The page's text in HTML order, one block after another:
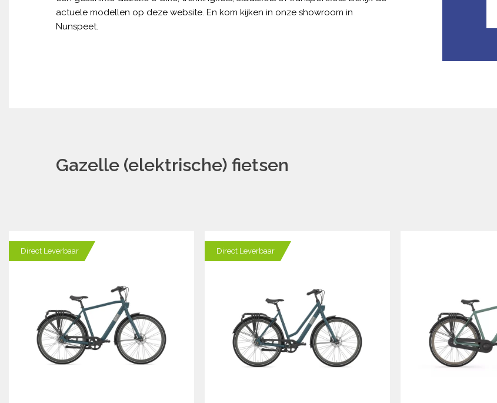
actuele modellen op deze website. En kom kijken in onze showroom in
Nunspeet.
Gazelle (elektrische) fietsen
Direct Leverbaar Direct Leverbaar